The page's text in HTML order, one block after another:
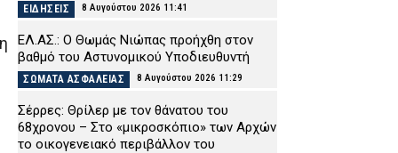
ΕΙΔΗΣΕΙΣ 8 Αυγούστου 2026 11:41
ΕΛ.ΑΣ.: Ο Θωμάς Νιώπας προήχθη στον
βαθμό του Αστυνομικού Υποδιευθυντή
ΣΩΜΑΤΑ ΑΣΦΑΛΕΙΑΣ 8 Αυγούστου 2026 11:29
Σέρρες: Θρίλερ με τον θάνατου του
68χρονου – Στο «μικροσκόπιο» των Αρχών
το οικογενειακό περιβάλλον του